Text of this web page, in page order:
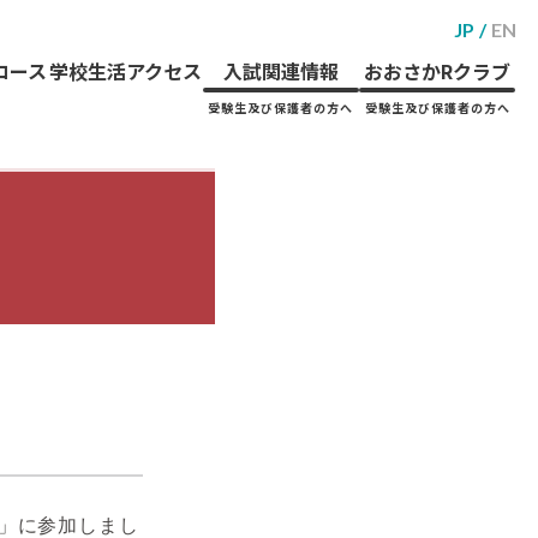
JP EN
ース学校生活アクセス 入試関連情報
受験生及び保護者の方へ
おおさかRクラブ
受験生及び保護者の方へ
に参加しまし